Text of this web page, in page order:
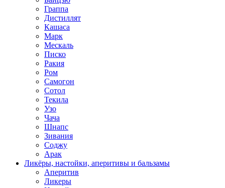
Граппа
Дистиллят
Кашаса
Марк
Мескаль
Писко
Ракия
Ром
Самогон
Сотол
Текила
Узо
Чача
Шнапс
Зивания
Соджу
Арак
Ликёры, настойки, аперитивы и бальзамы
Аперитив
Ликеры